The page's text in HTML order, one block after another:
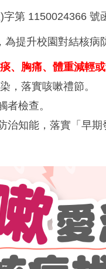
第 1150024366 號
提升校園對結核病
、胸痛、體重減輕
，落實咳嗽禮節。
者檢查。
知能，落實「早